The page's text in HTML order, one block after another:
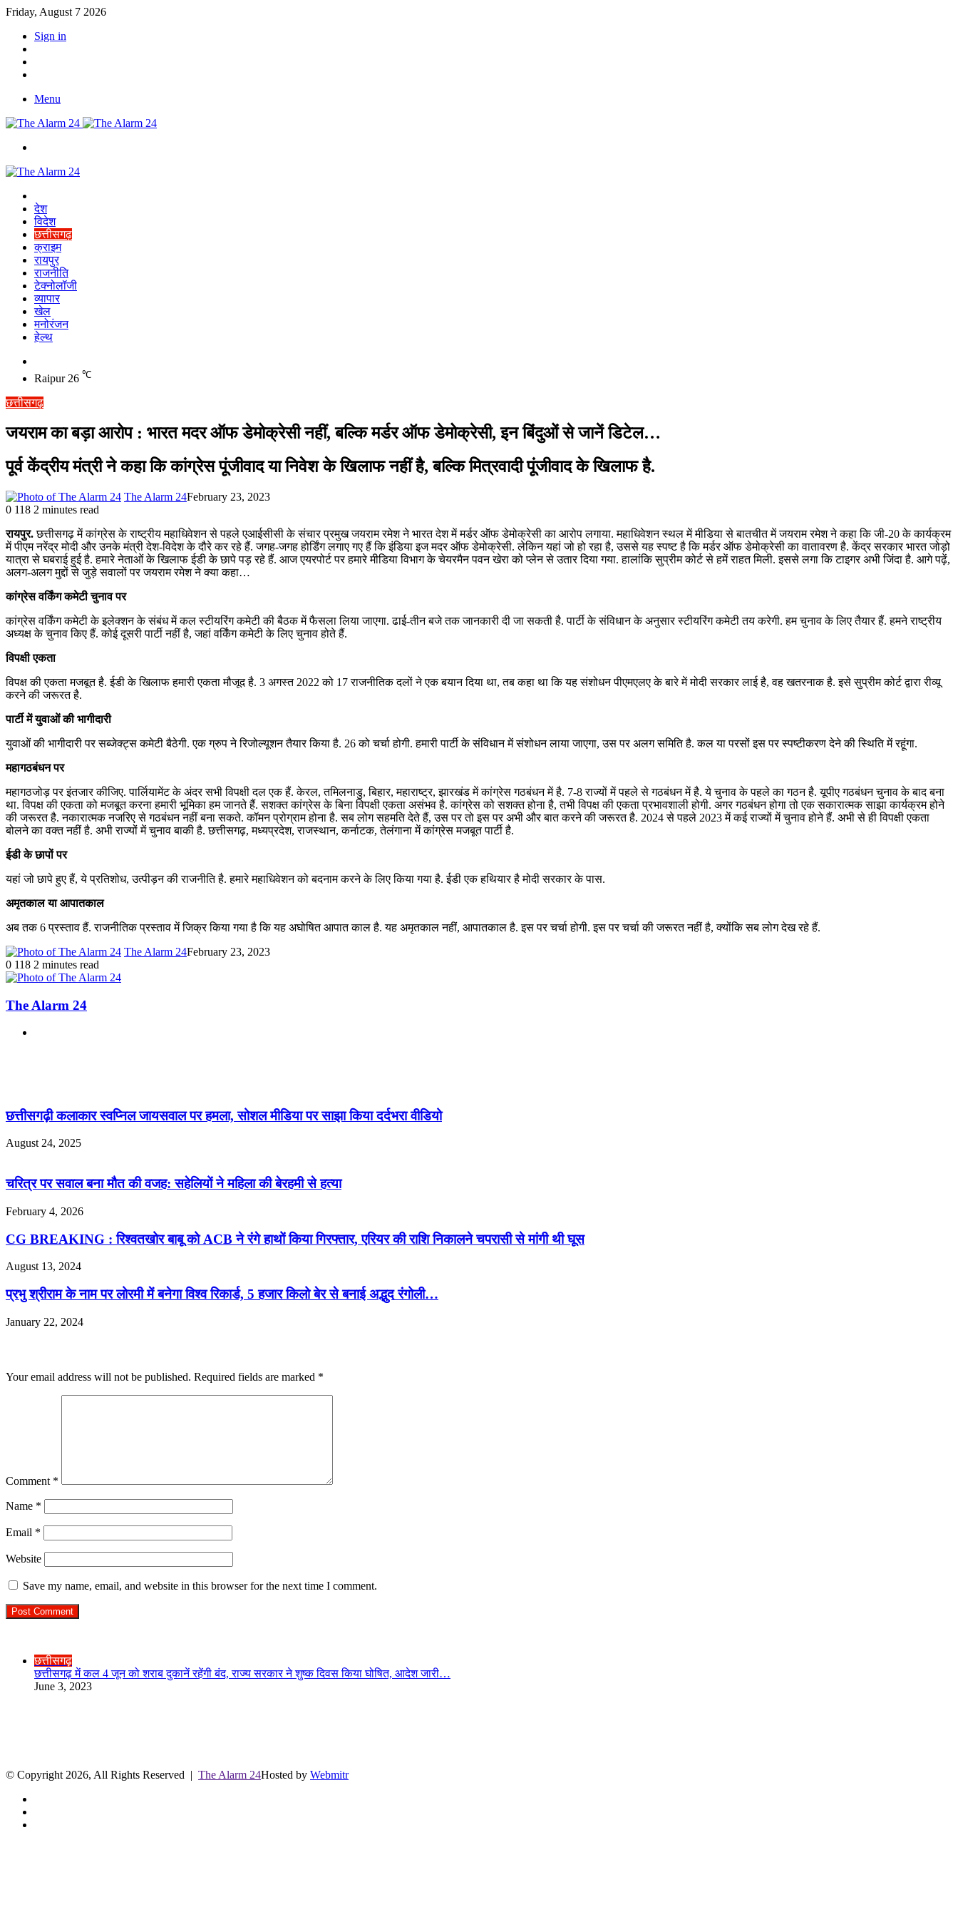
Friday, August 7 2026
Sign in
Menu
देश
विदेश
छत्तीसगढ़
क्राइम
रायपुर
राजनीति
टेक्नोलॉजी
व्यापार
खेल
मनोरंजन
हेल्थ
skin
Raipur 26 ℃
छत्तीसगढ़
जयराम का बड़ा आरोप : भारत मदर ऑफ डेमोक्रेसी नहीं, बल्कि मर्डर ऑफ डेमोक्रेसी, इन बिंदुओं से जानें डिटेल…
पूर्व केंद्रीय मंत्री ने कहा कि कांग्रेस पूंजीवाद या निवेश के खिलाफ नहीं है, बल्कि मित्रवादी पूंजीवाद के खिलाफ है.
The Alarm 24February 23, 2023
0 118 2 minutes read
रायपुर.छत्तीसगढ़ में कांग्रेस के राष्ट्रीय महाधिवेशन से पहले एआईसीसी के संचार प्रमुख जयराम रमेश ने भारत देश में मर्डर ऑफ डेमोक्रेसी का आरोप लगाया. महाधिवेशन स्थल में मीडिया से बातचीत में जयराम रमेश ने कहा कि जी-20 के कार्यक्रम
में पीएम नरेंद्र मोदी और उनके मंत्री देश-विदेश के दौरे कर रहे हैं. जगह-जगह होर्डिंग लगाए गए हैं कि इंडिया इज मदर ऑफ डेमोक्रेसी. लेकिन यहां जो हो रहा है, उससे यह स्पष्ट है कि मर्डर ऑफ डेमोक्रेसी का वातावरण है. केंद्र सरकार भारत जोड़ो
यात्रा से घबराई हुई है. हमारे नेताओं के खिलाफ ईडी के छापे पड़ रहे हैं. आज एयरपोर्ट पर हमारे मीडिया विभाग के चेयरमैन पवन खेरा को प्लेन से उतार दिया गया. हालांकि सुप्रीम कोर्ट से हमें राहत मिली. इससे लगा कि टाइगर अभी जिंदा है. आगे पढ़ें,
अलग-अलग मुद्दों से जुड़े सवालों पर जयराम रमेश ने क्या कहा…
कांग्रेस वर्किंग कमेटी चुनाव पर
कांग्रेस वर्किंग कमेटी के इलेक्शन के संबंध में कल स्टीयरिंग कमेटी की बैठक में फैसला लिया जाएगा. ढाई-तीन बजे तक जानकारी दी जा सकती है. पार्टी के संविधान के अनुसार स्टीयरिंग कमेटी तय करेगी. हम चुनाव के लिए तैयार हैं. हमने राष्ट्रीय
अध्यक्ष के चुनाव किए हैं. कोई दूसरी पार्टी नहीं है, जहां वर्किंग कमेटी के लिए चुनाव होते हैं.
विपक्षी एकता
विपक्ष की एकता मजबूत है. ईडी के खिलाफ हमारी एकता मौजूद है. 3 अगस्त 2022 को 17 राजनीतिक दलों ने एक बयान दिया था, तब कहा था कि यह संशोधन पीएमएलए के बारे में मोदी सरकार लाई है, वह खतरनाक है. इसे सुप्रीम कोर्ट द्वारा रीव्यू
करने की जरूरत है.
पार्टी में युवाओं की भागीदारी
युवाओं की भागीदारी पर सब्जेक्ट्स कमेटी बैठेगी. एक ग्रुप ने रिजोल्यूशन तैयार किया है. 26 को चर्चा होगी. हमारी पार्टी के संविधान में संशोधन लाया जाएगा, उस पर अलग समिति है. कल या परसों इस पर स्पष्टीकरण देने की स्थिति में रहूंगा.
महागठबंधन पर
महागठजोड़ पर इंतजार कीजिए. पार्लियामेंट के अंदर सभी विपक्षी दल एक हैं. केरल, तमिलनाडु, बिहार, महाराष्ट्र, झारखंड में कांग्रेस गठबंधन में है. 7-8 राज्यों में पहले से गठबंधन में है. ये चुनाव के पहले का गठन है. यूपीए गठबंधन चुनाव के बाद बना
था. विपक्ष की एकता को मजबूत करना हमारी भूमिका हम जानते हैं. सशक्त कांग्रेस के बिना विपक्षी एकता असंभव है. कांग्रेस को सशक्त होना है, तभी विपक्ष की एकता प्रभावशाली होगी. अगर गठबंधन होगा तो एक सकारात्मक साझा कार्यक्रम होने
की जरूरत है. नकारात्मक नजरिए से गठबंधन नहीं बना सकते. कॉमन प्रोग्राम होना है. सब लोग सहमति देते हैं, उस पर तो इस पर अभी और बात करने की जरूरत है. 2024 से पहले 2023 में कई राज्यों में चुनाव होने हैं. अभी से ही विपक्षी एकता
बोलने का वक्त नहीं है. अभी राज्यों में चुनाव बाकी है. छत्तीसगढ़, मध्यप्रदेश, राजस्थान, कर्नाटक, तेलंगाना में कांग्रेस मजबूत पार्टी है.
ईडी के छापों पर
यहां जो छापे हुए हैं, ये प्रतिशोध, उत्पीड़न की राजनीति है. हमारे महाधिवेशन को बदनाम करने के लिए किया गया है. ईडी एक हथियार है मोदी सरकार के पास.
अमृतकाल या आपातकाल
अब तक 6 प्रस्ताव हैं. राजनीतिक प्रस्ताव में जिक्र किया गया है कि यह अघोषित आपात काल है. यह अमृतकाल नहीं, आपातकाल है. इस पर चर्चा होगी. इस पर चर्चा की जरूरत नहीं है, क्योंकि सब लोग देख रहे हैं.
The Alarm 24February 23, 2023
0 118 2 minutes read
The Alarm 24
छत्तीसगढ़ी कलाकार स्वप्निल जायसवाल पर हमला, सोशल मीडिया पर साझा किया दर्दभरा वीडियो
August 24, 2025
चरित्र पर सवाल बना मौत की वजह: सहेलियों ने महिला की बेरहमी से हत्या
February 4, 2026
CG BREAKING : रिश्वतखोर बाबू को ACB ने रंगे हाथों किया गिरफ्तार, एरियर की राशि निकालने चपरासी से मांगी थी घूस
August 13, 2024
प्रभु श्रीराम के नाम पर लोरमी में बनेगा विश्व रिकार्ड, 5 हजार किलो बेर से बनाई अद्भुद रंगोली…
January 22, 2024
Your email address will not be published. Required fields are marked *
Comment *
Name *
Email *
Website
Save my name, email, and website in this browser for the next time I comment.
छत्तीसगढ़
छत्तीसगढ़ में कल 4 जून को शराब दुकानें रहेंगी बंद, राज्य सरकार ने शुष्क दिवस किया घोषित, आदेश जारी…
June 3, 2023
© Copyright 2026, All Rights Reserved | The Alarm 24Hosted by Webmitr